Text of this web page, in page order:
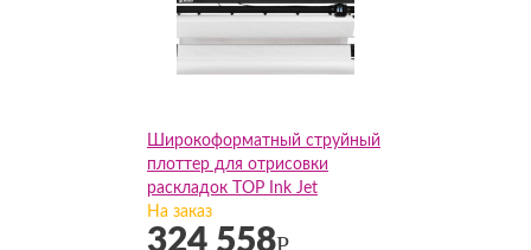
Широкоформатный струйный
плоттер для отрисовки
раскладок TOP Ink Jet
2hp(205см)
На заказ
324 558Р